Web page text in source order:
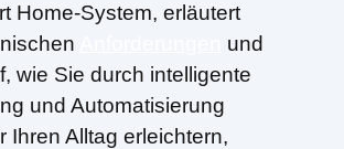
Home-System, erläutert
und
wie Sie durch intelligente
und Automatisierung
Ihren Alltag erleichtern,